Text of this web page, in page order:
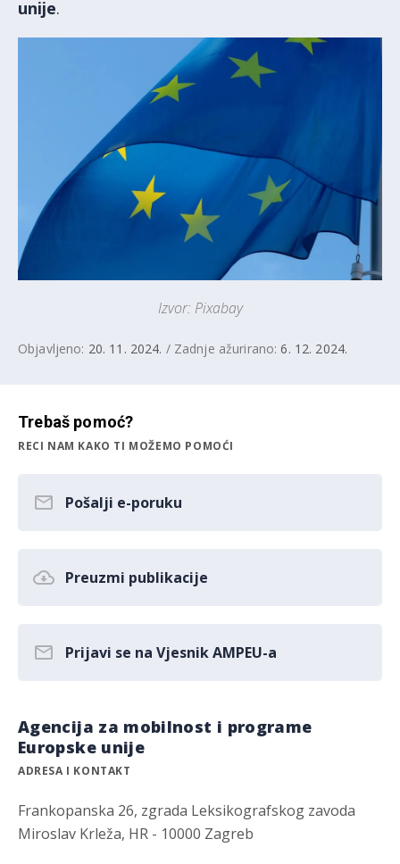
unije.
Izvor: Pixabay
Objavljeno: 20. 11. 2024. / Zadnje ažurirano:6. 12. 2024.
Trebaš pomoć?
RECI NAM KAKO TI MOŽEMO POMOĆI
Pošalji e-poruku
Preuzmi publikacije
Prijavi se na Vjesnik AMPEU-a
Agencija za mobilnost i programe
Europske unije
ADRESA I KONTAKT
Frankopanska 26, zgrada Leksikografskog zavoda
Miroslav Krleža, HR - 10000 Zagreb